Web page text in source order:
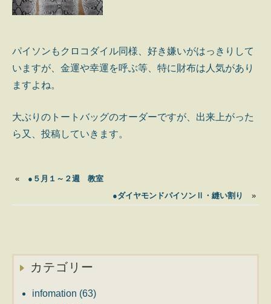
パイソンもクロコダイル同様、好き嫌いがはっきりして
いますが、金運や幸運を呼ぶ等、特に財布は人気があり
ますよね。
大ぶりのトートバッグのオーダーですが、出来上がった
ら又、投稿していきます。
«
●５月１～２週 教室
●ダイヤモンドパイソンⅡ・縫い割り
»
カテゴリー
infomation (63)